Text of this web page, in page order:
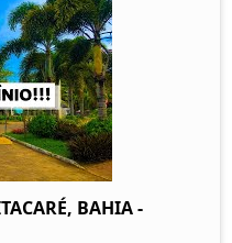
BAHIA -